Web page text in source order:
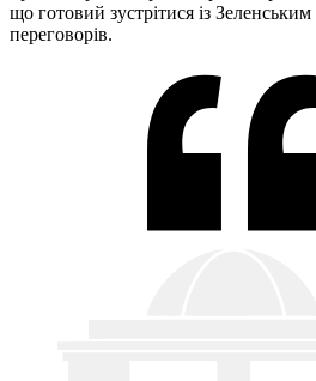
що готовий зустрітися із Зеленським
переговорів.